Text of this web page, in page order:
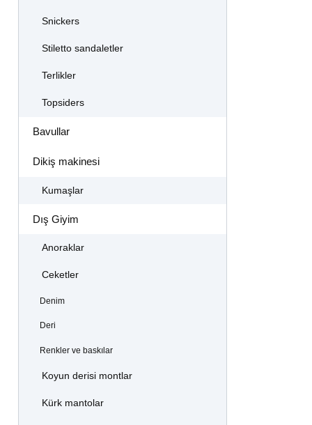
Snickers
Stiletto sandaletler
Terlikler
Topsiders
Bavullar
Dikiş makinesi
Kumaşlar
Dış Giyim
Anoraklar
Ceketler
Denim
Deri
Renkler ve baskılar
Koyun derisi montlar
Kürk mantolar